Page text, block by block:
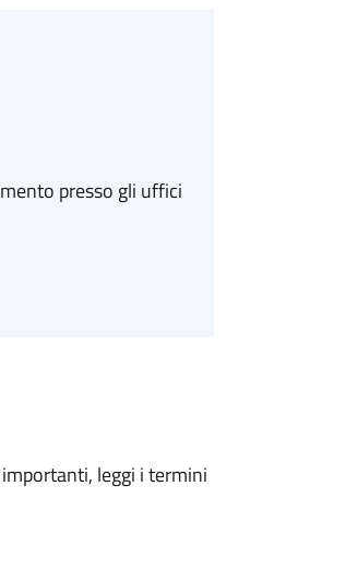
presso gli uffici
leggi i termini